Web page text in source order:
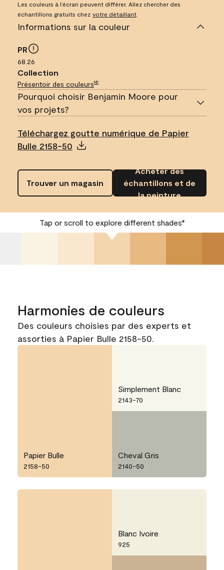
Les couleurs à l’écran peuvent différer. Allez chercher des
échantillons gratuits chez votre détaillant
Informations sur la couleur
PR
68.26
Collection
Présentoir des couleursMD
Pourquoi choisir Benjamin Moore pour
vos projets?
Téléchargez goutte numérique de Papier
Bulle 2158-50
Trouver un magasin
Acheter des
échantillons et de
la peinture
Tap or scroll to explore different shades*
Harmonies de couleurs
Des couleurs choisies par des experts et
assorties à Papier Bulle 2158-50.
Papier Bulle
2158-50
Simplement Blanc
2143-70
Cheval Gris
2140-50
Blanc Ivoire
925